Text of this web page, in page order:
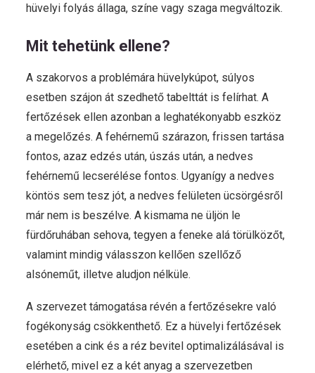
hüvelyi folyás állaga, színe vagy szaga megváltozik.
Mit tehetünk ellene?
A szakorvos a problémára hüvelykúpot, súlyos
esetben szájon át szedhető tabelttát is felírhat. A
fertőzések ellen azonban a leghatékonyabb eszköz
a megelőzés. A fehérnemű szárazon, frissen tartása
fontos, azaz edzés után, úszás után, a nedves
fehérnemű lecserélése fontos. Ugyanígy a nedves
köntös sem tesz jót, a nedves felületen ücsörgésről
már nem is beszélve. A kismama ne üljön le
fürdőruhában sehova, tegyen a feneke alá törülközőt,
valamint mindig válasszon kellően szellőző
alsóneműt, illetve aludjon nélküle.
A szervezet támogatása révén a fertőzésekre való
fogékonyság csökkenthető. Ez a hüvelyi fertőzések
esetében a cink és a réz bevitel optimalizálásával is
elérhető, mivel ez a két anyag a szervezetben